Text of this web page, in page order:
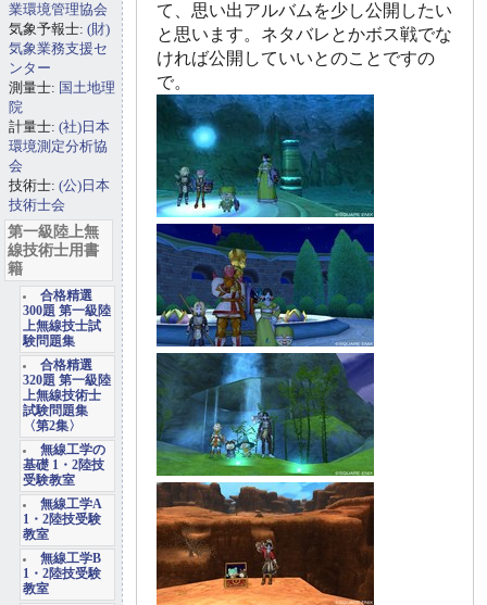
て、思い出アルバムを少し公開したい
と思います。ネタバレとかボス戦でな
ければ公開していいとのことですの
で。
業環境管理協会
気象予報士: (財)
気象業務支援セ
ンター
測量士: 国土地理
院
計量士: (社)日本
環境測定分析協
会
技術士: (公)日本
技術士会
第一級陸上無
線技術士用書
籍
合格精選
300題 第一級陸
上無線技士試
験問題集
合格精選
320題 第一級陸
上無線技術士
試験問題集
〈第2集〉
無線工学の
基礎 1・2陸技
受験教室
無線工学A
1・2陸技受験
教室
無線工学B
1・2陸技受験
教室